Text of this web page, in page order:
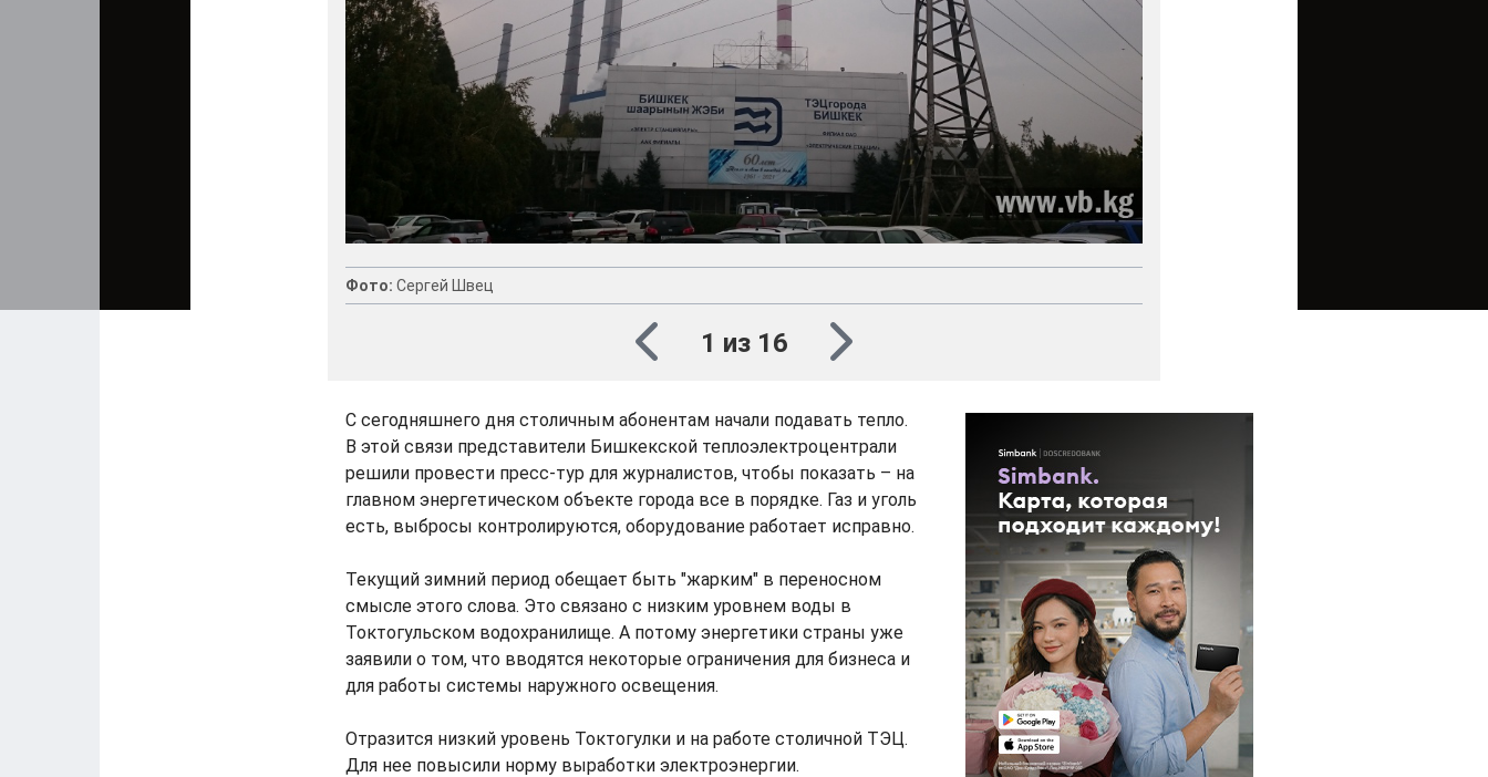
Фото: Сергей Швец
1 из 16
С сегодняшнего дня столичным абонентам начали подавать тепло.
В этой связи представители Бишкекской теплоэлектроцентрали
решили провести пресс-тур для журналистов, чтобы показать – на
главном энергетическом объекте города все в порядке. Газ и уголь
есть, выбросы контролируются, оборудование работает исправно.
Текущий зимний период обещает быть "жарким" в переносном
смысле этого слова. Это связано с низким уровнем воды в
Токтогульском водохранилище. А потому энергетики страны уже
заявили о том, что вводятся некоторые ограничения для бизнеса и
для работы системы наружного освещения.
Отразится низкий уровень Токтогулки и на работе столичной ТЭЦ.
Для нее повысили норму выработки электроэнергии.